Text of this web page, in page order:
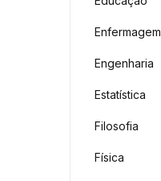
Enfermagem
Engenharia
Estatística
Filosofia
Física